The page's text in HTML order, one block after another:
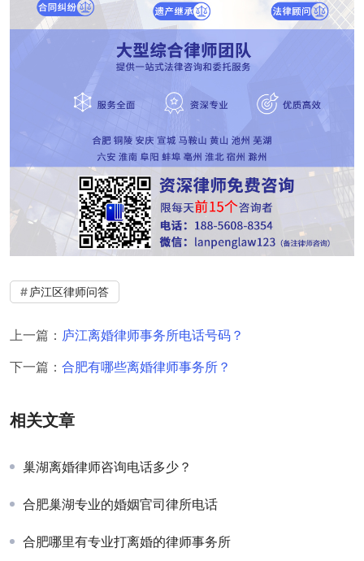
庐江区律师问答
上一篇： 庐江离婚律师事务所电话号码？
下一篇： 合肥有哪些离婚律师事务所？
相关文章
巢湖离婚律师咨询电话多少？
合肥巢湖专业的婚姻官司律所电话
合肥哪里有专业打离婚的律师事务所